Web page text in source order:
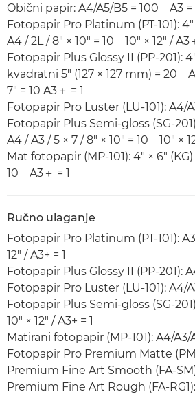
Obični papir: A4/A5/B5 = 100 A3 =
Fotopapir Pro Platinum (PT-101):
A4 / 2L / 8" × 10" = 10 10" × 12" / A3
Fotopapir Plus Glossy II (PP-201):
kvadratni 5" (127 × 127 mm) = 20
7" = 10 A3＋ = 1
Fotopapir Pro Luster (LU-101): A4/
Fotopapir Plus Semi-gloss (SG-
A4 / A3 / 5 × 7 / 8" × 10" = 10 10" ×
Mat fotopapir (MP-101): 4" × 6"
10 A3＋ = 1
Ručno ulaganje
Fotopapir Pro Platinum (PT-101):
12" / A3+ = 1
Fotopapir Plus Glossy II (PP-201):
Fotopapir Pro Luster (LU-101): A4/
Fotopapir Plus Semi-gloss (SG-
10" × 12" / A3+ = 1
Matirani fotopapir (MP-101): A4/A3/
Fotopapir Pro Premium Matte (PM-
Premium Fine Art Smooth (FA-
Premium Fine Art Rough (FA-RG1):